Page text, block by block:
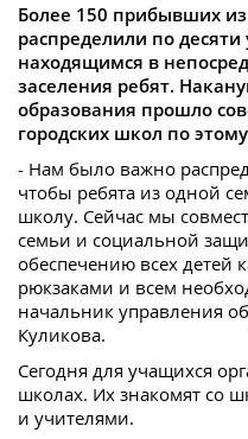
Более 150 прибывших
распределили по
находящимся в
заселения ребят.
образования прошло
городских школ по
- Нам было важно
чтобы ребята из одной
школу. Сейчас мы
семьи и социальной
обеспечению всех детей
рюкзаками и всем
начальник управления
Куликова.
Сегодня для учащихся
школах. Их знакомят со
и учителями.